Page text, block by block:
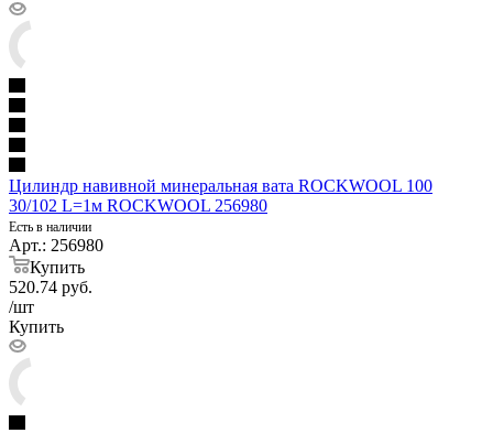
Цилиндр навивной минеральная вата ROCKWOOL 100
30/102 L=1м ROCKWOOL 256980
Есть в наличии
Арт.: 256980
Купить
520.74 руб.
/шт
Купить